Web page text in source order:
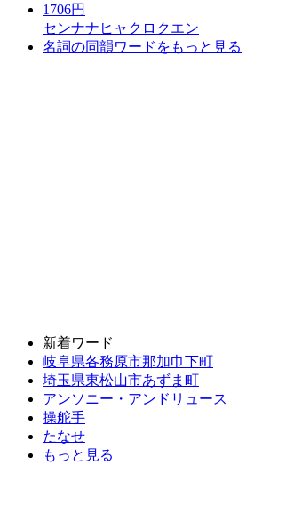
1706円
センナナヒャクロクエン
名詞の同韻ワードをもっと見る
新着ワード
岐阜県各務原市那加巾下町
埼玉県東松山市あずま町
アンソニー・アンドリュース
操舵手
たなせ
もっと見る